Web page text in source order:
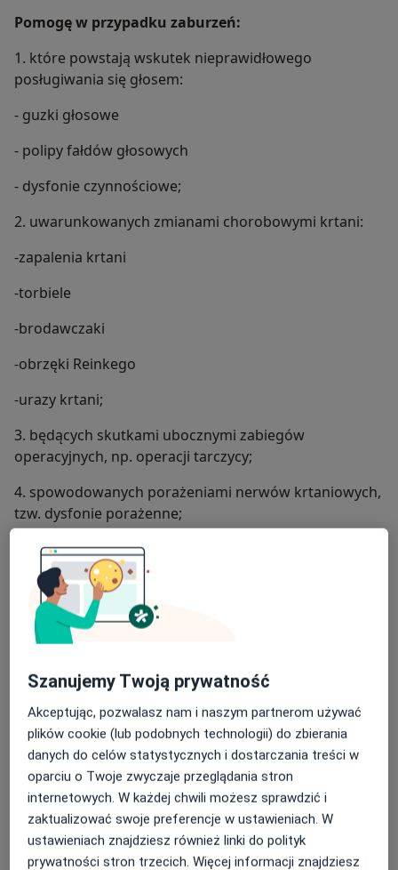
Pomogę w przypadku zaburzeń:
1. które powstają wskutek nieprawidłowego
posługiwania się głosem:
- guzki głosowe
- polipy fałdów głosowych
- dysfonie czynnościowe;
2. uwarunkowanych zmianami chorobowymi krtani:
-zapalenia krtani
-torbiele
-brodawczaki
-obrzęki Reinkego
-urazy krtani;
3. będących skutkami ubocznymi zabiegów
operacyjnych, np. operacji tarczycy;
4. spowodowanych porażeniami nerwów krtaniowych,
tzw. dysfonie porażenne;
5. uwarunkowanych hormonalnie:
-zaburzenia głosu w okresie ciąży
-zaburzenia głosu w okresie okołomenopauzalnym
-mutacja
-interseksualizm;
6. zaburzeń głosu śpiewaczego:
-ograniczenie skali
-problemy ze swobodnym wydobywaniem dźwięków
Szanujemy Twoją prywatność
Akceptując, pozwalasz nam i naszym partnerom używać
plików cookie (lub podobnych technologii) do zbierania
danych do celów statystycznych i dostarczania treści w
oparciu o Twoje zwyczaje przeglądania stron
internetowych. W każdej chwili możesz sprawdzić i
zaktualizować swoje preferencje w ustawieniach. W
ustawieniach znajdziesz również linki do polityk
prywatności stron trzecich. Więcej informacji znajdziesz